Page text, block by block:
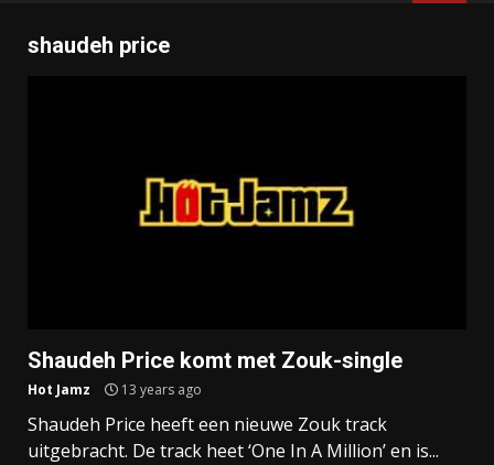
shaudeh price
Shaudeh Price komt met Zouk-single
Hot Jamz 13 years ago
Shaudeh Price heeft een nieuwe Zouk track
uitgebracht. De track heet ‘One In A Million’ en is...